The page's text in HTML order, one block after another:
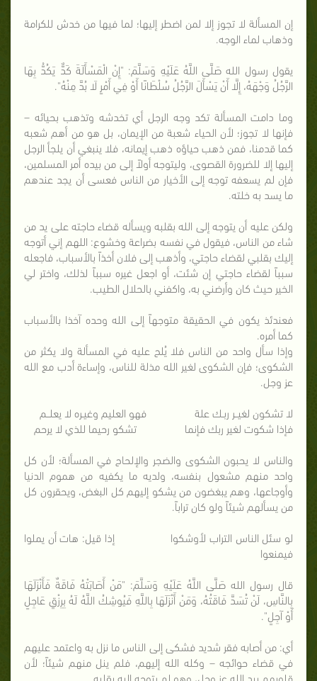
إن المسألة لا تجوز إلا لمن اضطر إليها؛ لما فيها من خدش للكرامة
وذهاب لماء الوجه.
يقول رسول الله صَلَّى اللَّهُ عَلَيْهِ وَسَلَّمَ: "إِنْ الْمَسْأَلَةَ كَدٌّ يَكُدُّ بِهَا
الرَّجُلُ وَجْهَهُ، إِلَّا أَنْ يَسْأَلَ الرَّجُلُ سُلْطَانًا أَوْ فِي أَمْرٍ لَا بُدَّ مِنْهُ".
وما دامت المسألة تكد وجه الرجل أي تخدشه وتذهب بحيائه –
فإنها لا تجوز؛ لأن الحياء شعبة من الإيمان، بل هو من أهم شعبه
كما قدمنا، فمن ذهب حياؤه ذهب إيمانه، فلا ينبغي أن يلجأ الرجل
إليها إلا للضرورة القصوى، وليتوجه أولاً إلى من بيده أمر المسلمين،
فإن لم يسعفه توجه إلى الأخيار من الناس فعسى أن يجد عندهم
ما يسد به خلته.
ولكن عليه أن يتوجه إلى الله بقلبه ويسأله قضاء حاجته على يد من
شاء من الناس، فيقول في نفسه بضراعة وخشوع: اللهم إني أتوجه
إليك بقلبي لقضاء حاجتي، وأذهب إلى فلان أخذاً بالأسباب، فاجعله
سبباً لقضاء حاجتي إن شئت، أو اجعل غيره سبباً لذلك، واختر لي
الخير حيث كان وأرضني به، واكفني بالحلال الطيب.
فعندئذ يكون في الحقيقة متوجهاً إلى الله وحده آخذا بالأسباب
كما أمره.
وإذا سأل واحد من الناس فلا يُلح عليه في المسألة ولا يكثر من
الشكوى؛ فإن الشكوى لغير الله مذلة للناس، وإساءة أدب مع الله
عز وجل.
لا تشكون لغيــر ربـك علة فهو العليم وغيـره لا يعلــم
فإذا شكوت لغير ربك فإنما تشكو رحيما للذي لا يرحم
والناس لا يحبون الشكوى والضجر والإلحاح في المسألة؛ لأن كل
واحد منهم مشعول بنفسه، ولديه ما يكفيه من هموم الدنيا
وأوجاعها، وهم يبغضون من يشكو إليهم كل البغض، ويحقرون كل
من يسألهم شيئاً ولو كان تراباً.
لو سئل الناس التراب لأوشكوا إذا قيل: هات أن يملوا
فيمنعوا
قال رسول الله صَلَّى اللَّهُ عَلَيْهِ وَسَلَّمَ: "مَنْ أَصَابَتْهُ فَاقَةٌ فَأَنْزَلَهَا
بِالنَّاسِ، لَنْ تُسَدَّ فَاقَتُهُ، وَمَنْ أَنْزَلَهَا بِاللَّهِ فَيُوشِكُ اللَّهُ لَهُ بِرِزْقٍ عَاجِلٍ
أَوْ آجِلٍ".
أي: من أصابه فقر شديد فشكى إلى الناس ما نزل به واعتمد عليهم
في قضاء حوائجه – وكله الله إليهم، فلم ينل منهم شيئاً؛ لأن
قلوبهم بيد الله عز وجل، وهو لم يتوجه إليه بقلبه.